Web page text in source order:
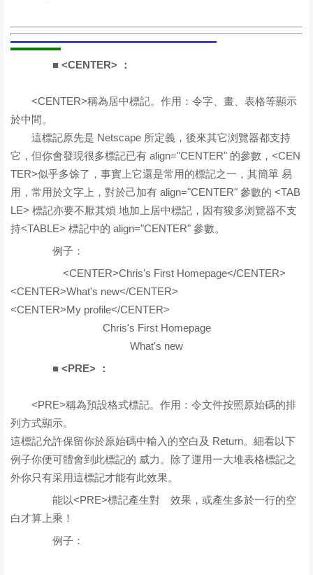
■ <CENTER> ：
<CENTER>稱為居中標記。作用：令字、畫、表格等顯示
於中間。
這標記原先是 Netscape 所定義，後來其它浏覽器都支持
它，但你會發現很多標記已有 align="CENTER" 的參數，<CEN
TER>似乎多馀了，事實上它還是常用的標記之一，其簡單 易
用，常用於文字上，對於己加有 align="CENTER" 參數的 <TAB
LE> 標記亦要不厭其煩 地加上居中標記，因有狻多浏覽器不支
持<TABLE> 標記中的 align="CENTER" 參數。
例子：
<CENTER>Chris's First Homepage</CENTER>
<CENTER>What's new</CENTER>
<CENTER>My profile</CENTER>
Chris's First Homepage
What's new
■ <PRE> ：
<PRE>稱為預設格式標記。作用：令文件按照原始碼的排
列方式顯示。
這標記允許保留你於原始碼中輸入的空白及 Return。細看以下
例子你便可體會到此標記的 威力。除了運用一大堆表格標記之
外你只有采用這標記才能有此效果。
能以<PRE>標記產生對 效果，或產生多於一行的空
白才算上乘！
例子：